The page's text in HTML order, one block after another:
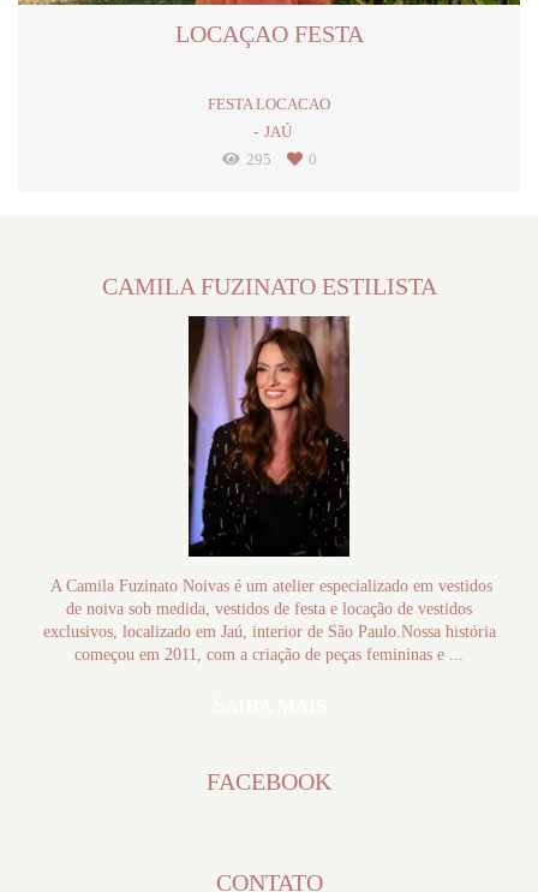
LOCAÇAO FESTA
FESTA LOCACAO
JAÚ
295
0
CAMILA FUZINATO ESTILISTA
A Camila Fuzinato Noivas é um atelier especializado em vestidos
de noiva sob medida, vestidos de festa e locação de vestidos
exclusivos, localizado em Jaú, interior de São Paulo.Nossa história
começou em 2011, com a criação de peças femininas e ...
FACEBOOK
CONTATO